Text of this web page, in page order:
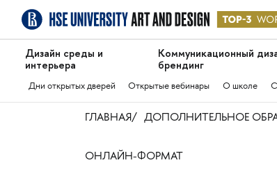
Дизайн среды и
интерьера
Коммуникационный
брендинг
Дни открытых дверей Открытые вебинары О школе
ГЛАВНАЯ ДОПОЛНИТЕЛЬНОЕ
ОНЛАЙН-ФОРМАТ